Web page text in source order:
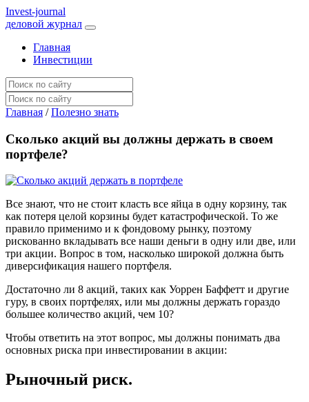
Invest-journal
деловой журнал
Главная
Инвестиции
Главная / Полезно знать
Сколько акций вы должны держать в своем
портфеле?
Все знают, что не стоит класть все яйца в одну корзину, так
как потеря целой корзины будет катастрофической. То же
правило применимо и к фондовому рынку, поэтому
рискованно вкладывать все наши деньги в одну или две, или
три акции. Вопрос в том, насколько широкой должна быть
диверсификация нашего портфеля.
Достаточно ли 8 акций, таких как Уоррен Баффетт и другие
гуру, в своих портфелях, или мы должны держать гораздо
большее количество акций, чем 10?
Чтобы ответить на этот вопрос, мы должны понимать два
основных риска при инвестировании в акции:
Рыночный риск.